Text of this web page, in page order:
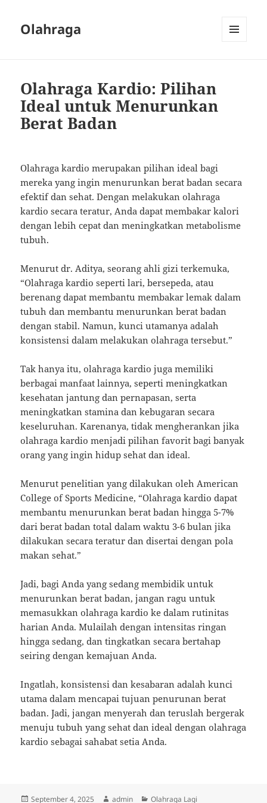
Olahraga
Olahraga Kardio: Pilihan
Ideal untuk Menurunkan
Berat Badan
Olahraga kardio merupakan pilihan ideal bagi
mereka yang ingin menurunkan berat badan secara
efektif dan sehat. Dengan melakukan olahraga
kardio secara teratur, Anda dapat membakar kalori
dengan lebih cepat dan meningkatkan metabolisme
tubuh.
Menurut dr. Aditya, seorang ahli gizi terkemuka,
“Olahraga kardio seperti lari, bersepeda, atau
berenang dapat membantu membakar lemak dalam
tubuh dan membantu menurunkan berat badan
dengan stabil. Namun, kunci utamanya adalah
konsistensi dalam melakukan olahraga tersebut.”
Tak hanya itu, olahraga kardio juga memiliki
berbagai manfaat lainnya, seperti meningkatkan
kesehatan jantung dan pernapasan, serta
meningkatkan stamina dan kebugaran secara
keseluruhan. Karenanya, tidak mengherankan jika
olahraga kardio menjadi pilihan favorit bagi banyak
orang yang ingin hidup sehat dan ideal.
Menurut penelitian yang dilakukan oleh American
College of Sports Medicine, “Olahraga kardio dapat
membantu menurunkan berat badan hingga 5-7%
dari berat badan total dalam waktu 3-6 bulan jika
dilakukan secara teratur dan disertai dengan pola
makan sehat.”
Jadi, bagi Anda yang sedang membidik untuk
menurunkan berat badan, jangan ragu untuk
memasukkan olahraga kardio ke dalam rutinitas
harian Anda. Mulailah dengan intensitas ringan
hingga sedang, dan tingkatkan secara bertahap
seiring dengan kemajuan Anda.
Ingatlah, konsistensi dan kesabaran adalah kunci
utama dalam mencapai tujuan penurunan berat
badan. Jadi, jangan menyerah dan teruslah bergerak
menuju tubuh yang sehat dan ideal dengan olahraga
kardio sebagai sahabat setia Anda.
Posted
September 4, 2025 Author
admin Categories
Olahraga Lagi